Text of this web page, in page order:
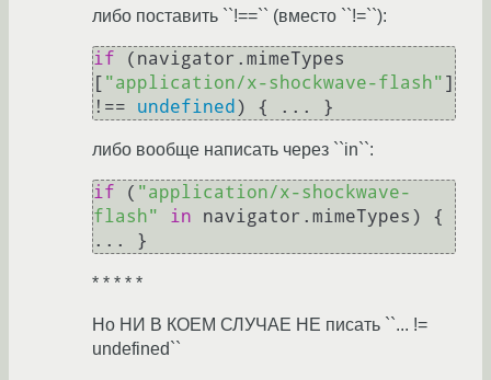
либо поставить ``!==`` (вместо ``!=``):
if (navigator. mimeTypes
[ "application/x-shockwave-flash" ]
!== undefined
либо вообще написать через ``in``:
if ( "application/x-shockwave-
flash"
in navigator. mimeTypes ) {
* * * * *
Но НИ В КОЕМ СЛУЧАЕ НЕ писать ``... !=
undefined``